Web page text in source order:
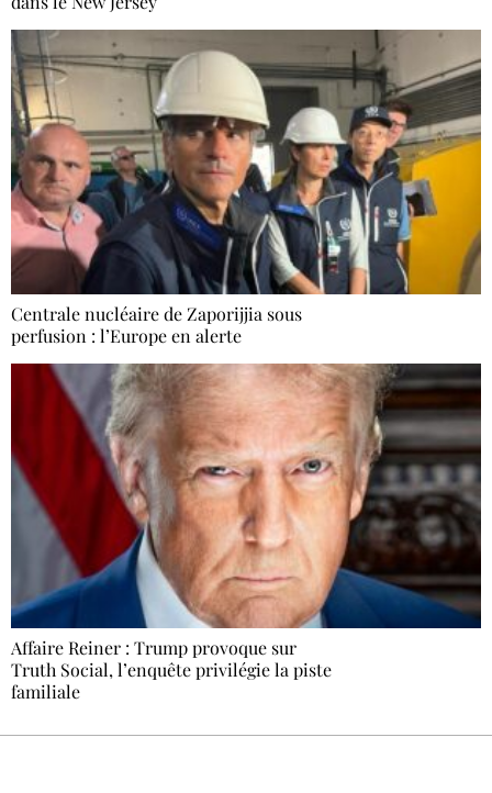
Centrale nucléaire de Zaporijjia sous
perfusion : l’Europe en alerte
Affaire Reiner : Trump provoque sur
Truth Social, l’enquête privilégie la piste
familiale